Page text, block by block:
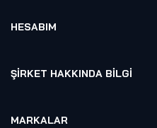
Elektronik
HESABIM
Sepet
ŞIRKET HAKKINDA BILGI
Referanslarımız
MARKALAR